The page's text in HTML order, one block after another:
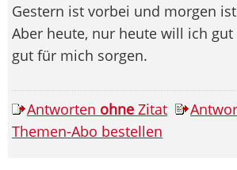
Gestern ist vorbei und morgen
Aber heute, nur heute will ich
gut für mich sorgen.
Antworten ohne Zitat
Themen-Abo bestellen